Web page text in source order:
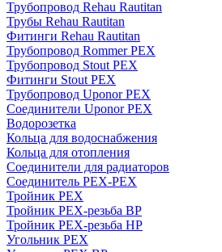
Трубопровод Rehau Rautitan
Трубы Rehau Rautitan
Фитинги Rehau Rautitan
Трубопровод Rommer PEX
Трубопровод Stout PEX
Фитинги Stout PEX
Трубопровод Uponor PEX
Соединители Uponor PEX
Водорозетка
Кольца для водоснабжения
Кольца для отопления
Соединители для радиаторов
Соединитель PEX-PEX
Тройник PEX
Тройник PEX-резьба ВР
Тройник PEX-резьба НР
Угольник PEX